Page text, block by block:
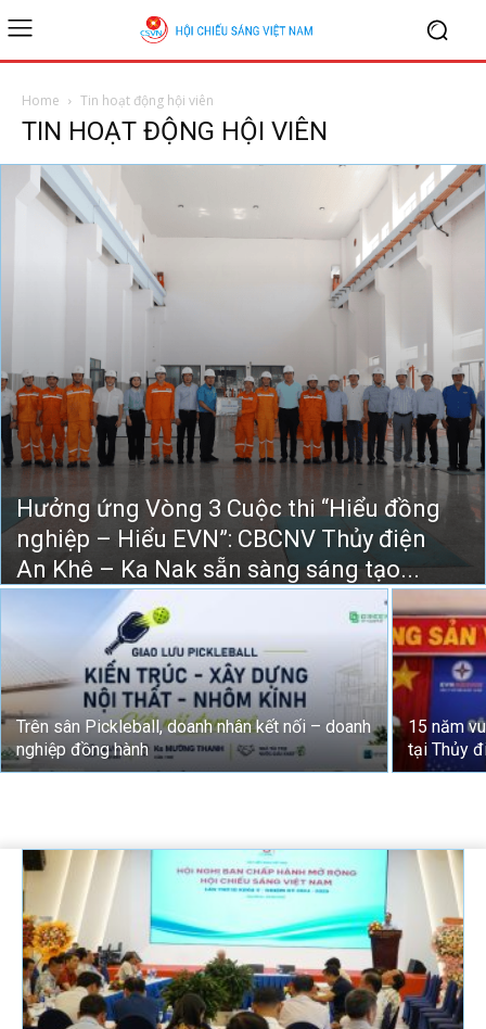
Home Tin hoạt động hội viên
TIN HOẠT ĐỘNG HỘI VIÊN
Hưởng ứng Vòng 3 Cuộc thi “Hiểu đồng
nghiệp – Hiểu EVN”: CBCNV Thủy điện
An Khê – Ka Nak sẵn sàng sáng tạo...
Trên sân Pickleball, doanh nhân kết nối – doanh
nghiệp đồng hành
15 năm
tại Thủy